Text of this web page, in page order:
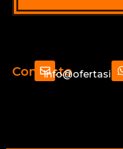
Contacto